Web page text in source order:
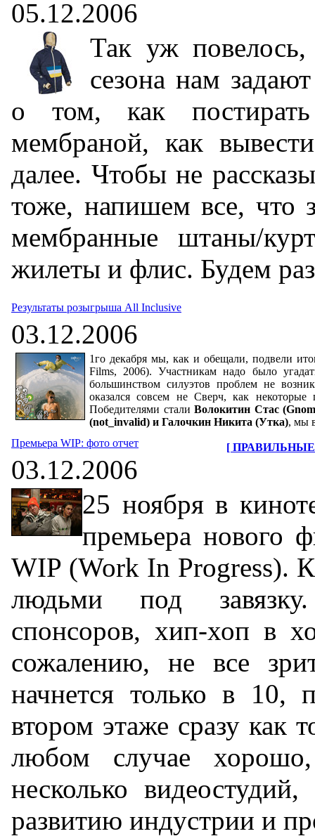
05.12.2006
Так уж
сезона нам
о том, как
мембраной, как
далее. Чтобы не
тоже, напишем все, что
мембранные штаны/
жилеты и флис. Будем
Результаты розыгрыша All Inclusive
03.12.2006
1го декабря мы, как и обещали, подвели
Films, 2006). Участникам надо было
большинством силуэтов проблем не
оказался совсем не Сверч, как
Победителями сталиВолокитин Стас
(not_invalid) и Галочкин Никита (Утка), мы
[
Премьера WIP: фото отчет
03.12.2006
25 ноября в
премьера нового
WIP (Work In Progress).
людьми под
спонсоров, хип-хоп в
сожалению, не все
начнется только в 10,
втором этаже сразу как
любом случае
несколько
развитию индустрии и